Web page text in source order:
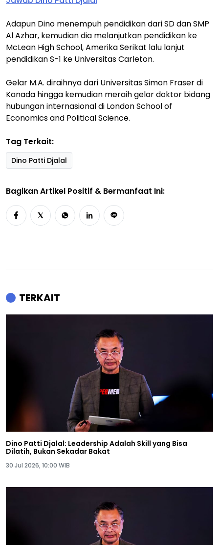
Adapun Dino menempuh pendidikan dari SD dan SMP
Al Azhar, kemudian dia melanjutkan pendidikan ke
McLean High School, Amerika Serikat lalu lanjut
pendidikan S-1 ke Universitas Carleton.
Gelar M.A. diraihnya dari Universitas Simon Fraser di
Kanada hingga kemudian meraih gelar doktor bidang
hubungan internasional di London School of
Economics and Political Science.
Tag Terkait:
Dino Patti Djalal
Bagikan Artikel Positif & Bermanfaat Ini:
TERKAIT
Dino Patti Djalal: Leadership Adalah Skill yang Bisa
Dilatih, Bukan Sekadar Bakat
30 Jul 2026, 10:00 WIB